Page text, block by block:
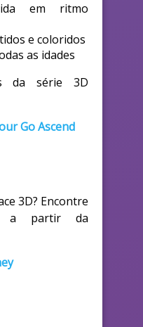
em ritmo
e coloridos
as idades
da série 3D
Go Ascend
3D? Encontre
a partir da